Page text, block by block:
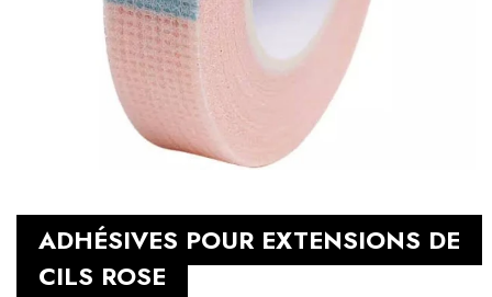
ADHÉSIVES POUR EXTENSIONS DE
CILS ROSE